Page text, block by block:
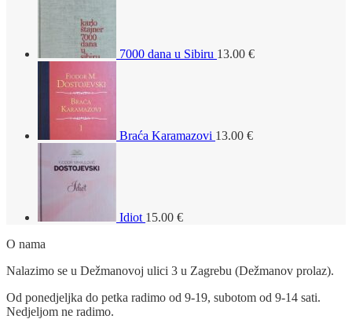
7000 dana u Sibiru 13.00 €
Braća Karamazovi 13.00 €
Idiot 15.00 €
O nama
Nalazimo se u Dežmanovoj ulici 3 u Zagrebu (Dežmanov prolaz).
Od ponedjeljka do petka radimo od 9-19, subotom od 9-14 sati.
Nedjeljom ne radimo.